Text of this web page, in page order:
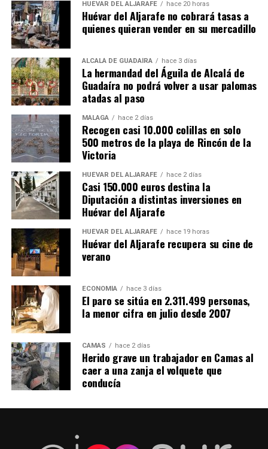
HUÉVAR DEL ALJARAFE hace 20 horas
Huévar del Aljarafe no cobrará tasas a
quienes quieran vender en su mercadillo
ALCALÁ DE GUADAÍRA hace 3 días
La hermandad del Águila de Alcalá de
Guadaíra no podrá volver a usar palomas
atadas al paso
MÁLAGA hace 2 días
Recogen casi 10.000 colillas en solo
500 metros de la playa de Rincón de la
Victoria
HUÉVAR DEL ALJARAFE hace 2 días
Casi 150.000 euros destina la
Diputación a distintas inversiones en
Huévar del Aljarafe
HUÉVAR DEL ALJARAFE hace 19 horas
Huévar del Aljarafe recupera su cine de
verano
ECONOMÍA hace 3 días
El paro se sitúa en 2.311.499 personas,
la menor cifra en julio desde 2007
CAMAS hace 2 días
Herido grave un trabajador en Camas al
caer a una zanja el volquete que
conducía